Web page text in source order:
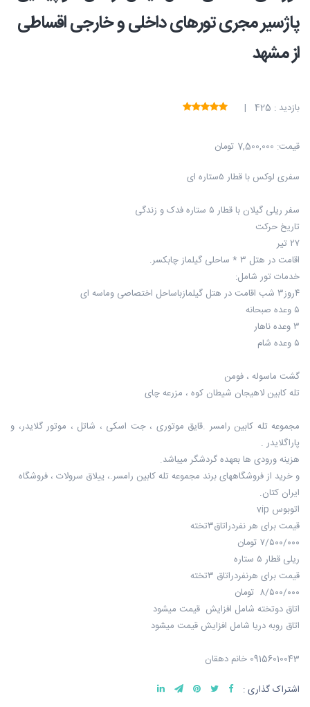
پاژسیر مجری تورهای داخلی و خارجی اقساطی
از مشهد
بازدید : 425 |
قیمت: 7,500,000 تومان
سفری لوکس با قطار ۵ستاره ای
سفر ریلی گیلان با قطار ۵ ستاره فدک و زندگی
تاریخ حرکت
۲۷ تیر
اقامت در هتل ۳ * ساحلی گیلماز چابکسر.
خدمات تور شامل:
۴روز۳ شب اقامت در هتل گیلمازباساحل اختصاصی وماسه ای
۵ وعده صبحانه
۳ وعده ناهار
۵ وعده شام
گشت ماسوله ، فومن
تله کابین لاهیجان شیطان کوه ، مزرعه چای
مجموعه تله کابین رامسر .قایق موتوری ، جت اسکی ، شاتل ، موتور گلایدر، و
پاراگلایدر .
هزینه ورودی ها بعهده گردشگر میباشد.
و خرید از فروشگاههای برند مجموعه تله کابین رامسر.، ییلاق سرولات ، فروشگاه
ایران کتان.
اتوبوس vip
قیمت برای هر نفردراتاق۳تخته
۷/۵۰۰/۰۰۰ تومان
ریلی قطار ۵ ستاره
قیمت برای هرنفردراتاق ۳تخته
۸/۵۰۰/۰۰۰ تومان
اتاق دوتخته شامل افزایش قیمت میشود
اتاق روبه دریا شامل افزایش قیمت میشود
09156010043 خانم دهقان
اشتراک گذاری :